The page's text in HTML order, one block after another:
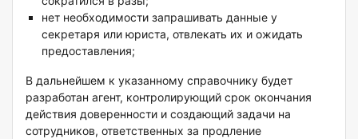
нет необходимости запрашивать данные у
секретаря или юриста, отвлекать их и ожидать
предоставления;
В дальнейшем к указанному справочнику будет
разработан агент, контролирующий срок окончания
действия доверенности и создающий задачи на
сотрудников, ответственных за продление